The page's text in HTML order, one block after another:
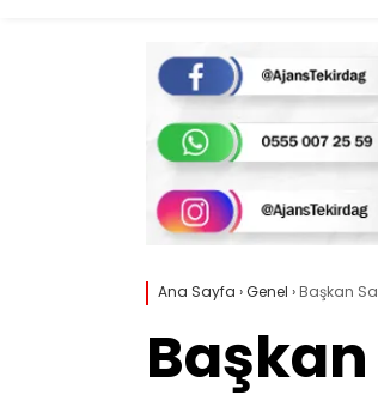
Ana Sayfa ›Genel › Başkan